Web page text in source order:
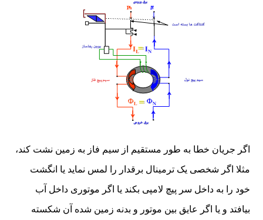
اگر جریان خطا به طور مستقیم از سیم فاز به زمین نشت کند،
مثلا اگر شخصی یک ترمینال برقدار را لمس نماید یا انگشت
خود را به داخل سر پیچ لامپی بکند یا اگر موتوری داخل آب
بیافتد و یا اگر عایق بین موتور و بدنه زمین شده آن شکسته